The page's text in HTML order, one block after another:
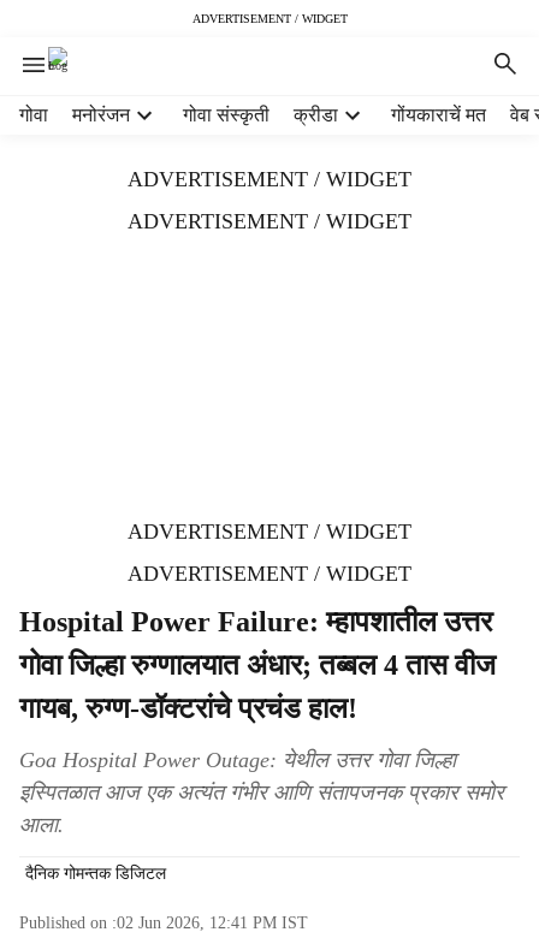
ADVERTISEMENT / WIDGET
गोवा मनोरंजन गोवा संस्कृती क्रीडा गोंयकाराचें मत वेब
ADVERTISEMENT / WIDGET
ADVERTISEMENT / WIDGET
ADVERTISEMENT / WIDGET
ADVERTISEMENT / WIDGET
Hospital Power Failure: म्हापशातील उत्तर
गोवा जिल्हा रुग्णालयात अंधार; तब्बल 4 तास वीज
गायब, रुग्ण-डॉक्टरांचे प्रचंड हाल!
Goa Hospital Power Outage: येथील उत्तर गोवा जिल्हा
इस्पितळात आज एक अत्यंत गंभीर आणि संतापजनक प्रकार समोर
आला.
दैनिक गोमन्तक डिजिटल
Published on :02 Jun 2026, 12:41 PM IST